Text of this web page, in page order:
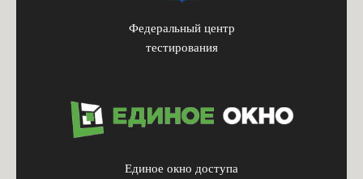
Федеральный центр
тестирования
Единое окно доступа